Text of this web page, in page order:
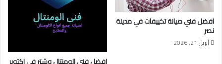
افضل فني صيانة تكييفات في مدينة
نصر
أبريل 21, 2026